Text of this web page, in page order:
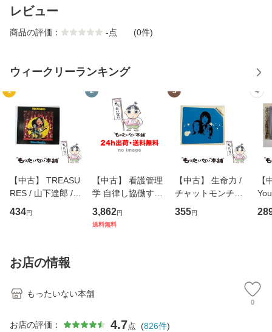
レビュー
商品の評価： -点 (0件)
ウィークリーランキング
1
【中古】 TREASU
RES / 山下達郎 /
イーストウエス
ト・ジャパン [CD]
434円
2
【中古】 看護管理
学 自律し協働する
専門職の看護マネ
ジメントスキル 改
3,862円
送料無料
3
【中古】 生命力 /
チャットモンチー /
キューンレコード
[CD]【メール便送
355円
4
【
のが
お店の情報
もったいない本舗
0
お店の評価： 4.7点 (826件)